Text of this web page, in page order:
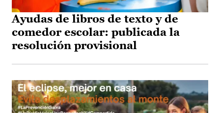
Ayudas de libros de texto y de
comedor escolar: publicada la
resolución provisional